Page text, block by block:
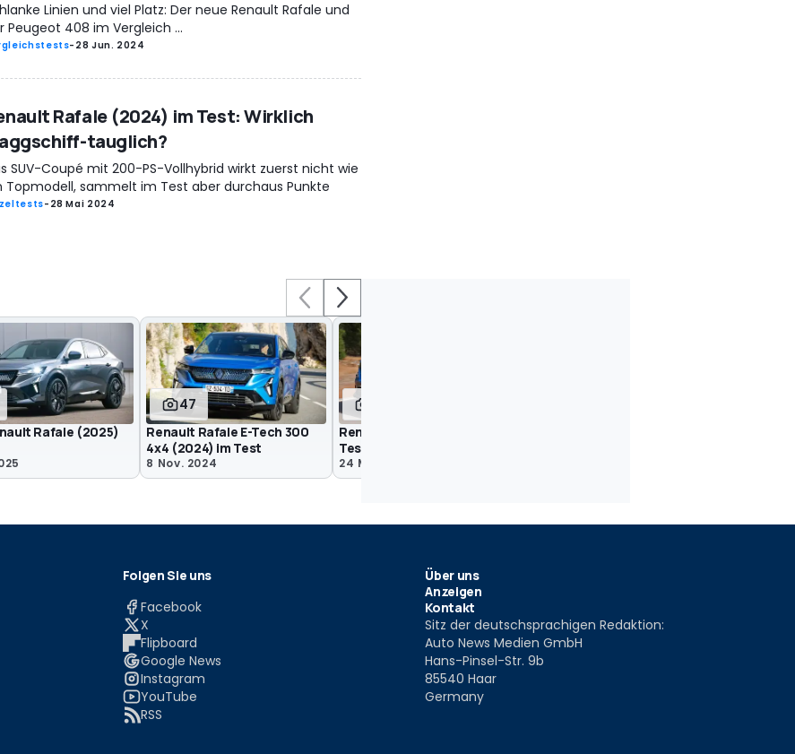
Linien und viel Platz: Der neue Renault Rafale und
Peugeot 408 im Vergleich ...
- 28 Jun. 2024
Rafale (2024) im Test: Wirklich
tauglich?
SUV-Coupé mit 200-PS-Vollhybrid wirkt zuerst nicht wie
Topmodell, sammelt im Test aber durchaus Punkte
- 28 Mai 2024
Rafale (2025)
47
Renault Rafale E-Tech 300
4x4 (2024) im Test
8 Nov. 2024
Renault Rafale (2024) im
Test
24 Mai 2024
Folgen Sie uns
Facebook
X
Flipboard
Google News
Instagram
YouTube
RSS
Über uns
Anzeigen
Kontakt
Sitz der deutschsprachigen Redaktion:
Auto News Medien GmbH
Hans-Pinsel-Str. 9b
85540 Haar
Germany